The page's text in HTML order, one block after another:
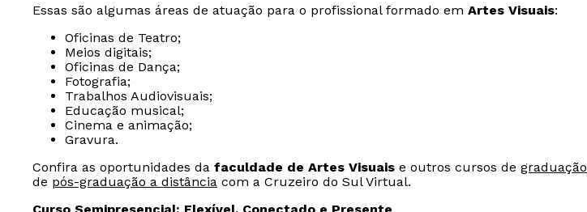
Essas são algumas áreas de atuação para o profissional formado em Artes Visuais:
Oficinas de Teatro;
Meios digitais;
Oficinas de Dança;
Fotografia;
Trabalhos Audiovisuais;
Educação musical;
Cinema e animação;
Gravura.
Confira as oportunidades da faculdade de Artes Visuais e outros cursos de graduação
de pós-graduação a distância com a Cruzeiro do Sul Virtual.